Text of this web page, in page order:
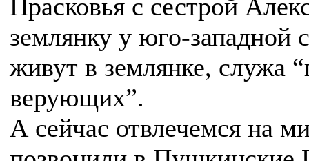
Прасковья с сестрой
землянку у юго-западной
живут в землянке, служа
верующих”.
А сейчас отвлечемся на